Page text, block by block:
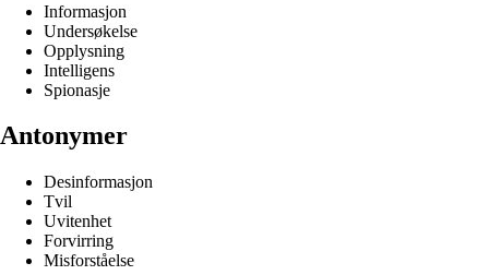
Informasjon
Undersøkelse
Opplysning
Intelligens
Spionasje
Antonymer
Desinformasjon
Tvil
Uvitenhet
Forvirring
Misforståelse